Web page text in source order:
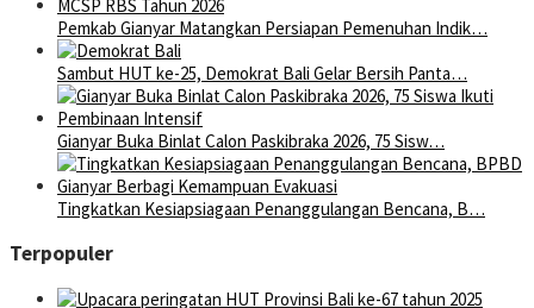
Pemkab Gianyar Matangkan Persiapan Pemenuhan Indik…
Sambut HUT ke-25, Demokrat Bali Gelar Bersih Panta…
Gianyar Buka Binlat Calon Paskibraka 2026, 75 Sisw…
Tingkatkan Kesiapsiagaan Penanggulangan Bencana, B…
Terpopuler